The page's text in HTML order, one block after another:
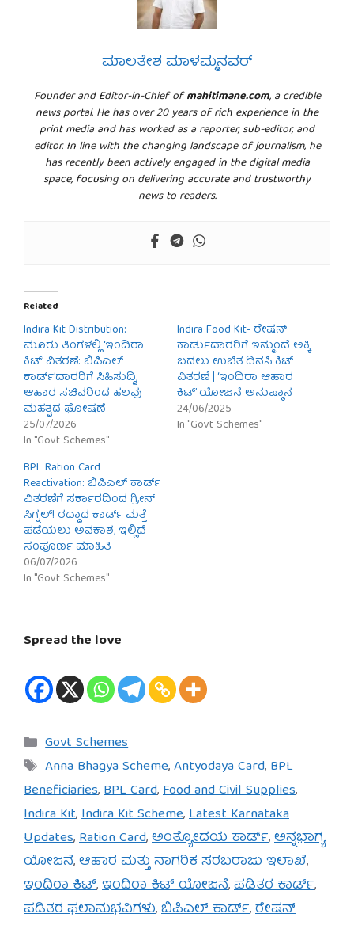
ಮಾಲತೇಶ ಮಾಳಮ್ಮನವರ್
Founder and Editor-in-Chief ofmahitimane.com, a credible
news portal. He has over 20 years of rich experience in the
print media and has worked as a reporter, sub-editor, and
editor. In line with the changing landscape of journalism, he
has recently been actively engaged in the digital media
space, focusing on delivering accurate and trustworthy
news to readers.
Related
Indira Kit Distribution:
ಮೂರು ತಿಂಗಳಲ್ಲಿ ‘ಇಂದಿರಾ
ಕಿಟ್’ ವಿತರಣೆ: ಬಿಪಿಎಲ್
ಕಾರ್ಡ್’ದಾರರಿಗೆ ಸಿಹಿಸುದ್ದಿ,
ಆಹಾರ ಸಚಿವರಿಂದ ಹಲವು
ಮಹತ್ವದ ಘೋಷಣೆ
25/07/2026
In "Govt Schemes"
Indira Food Kit- ರೇಷನ್
ಕಾರ್ಡುದಾರರಿಗೆ ಇನ್ಮುಂದೆ ಅಕ್ಕಿ
ಬದಲು ಉಚಿತ ದಿನಸಿ ಕಿಟ್
ವಿತರಣೆ | ‘ಇಂದಿರಾ ಆಹಾರ
ಕಿಟ್’ ಯೋಜನೆ ಅನುಷ್ಠಾನ
24/06/2025
In "Govt Schemes"
BPL Ration Card
Reactivation: ಬಿಪಿಎಲ್ ಕಾರ್ಡ್
ವಿತರಣೆಗೆ ಸರ್ಕಾರದಿಂದ ಗ್ರೀನ್
ಸಿಗ್ನಲ್! ರದ್ದಾದ ಕಾರ್ಡ್ ಮತ್ತೆ
ಪಡೆಯಲು ಅವಕಾಶ, ಇಲ್ಲಿದೆ
ಸಂಪೂರ್ಣ ಮಾಹಿತಿ
06/07/2026
In "Govt Schemes"
Spread the love
Categories
Govt Schemes
Tags
Anna Bhagya Scheme,Antyodaya Card,BPL
Beneficiaries,BPL Card,Food and Civil Supplies,
Indira Kit,Indira Kit Scheme,Latest Karnataka
Updates,Ration Card,ಅಂತ್ಯೋದಯ ಕಾರ್ಡ್,ಅನ್ನಭಾಗ್ಯ
ಯೋಜನೆ,ಆಹಾರ ಮತ್ತು ನಾಗರಿಕ ಸರಬರಾಜು ಇಲಾಖೆ,
ಇಂದಿರಾ ಕಿಟ್,ಇಂದಿರಾ ಕಿಟ್ ಯೋಜನೆ,ಪಡಿತರ ಕಾರ್ಡ್,
ಪಡಿತರ ಫಲಾನುಭವಿಗಳು,ಬಿಪಿಎಲ್ ಕಾರ್ಡ್,ರೇಷನ್